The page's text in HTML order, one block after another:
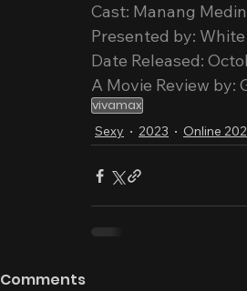
Cast: Manang
Presented by:
Date Released:
A Movie Review by:
vivamax
Sexy 2023 Online
Comments